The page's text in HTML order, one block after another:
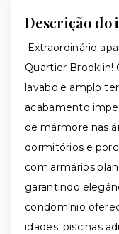
Descrição do
Extraordinário
Quartier Brooklin!
lavabo e amplo
acabamento
de mármore nas
dormitórios e
com armários
garantindo
condomínio
idades: piscinas